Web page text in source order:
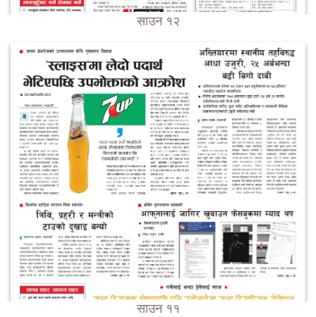
साउन १२
साउन ११